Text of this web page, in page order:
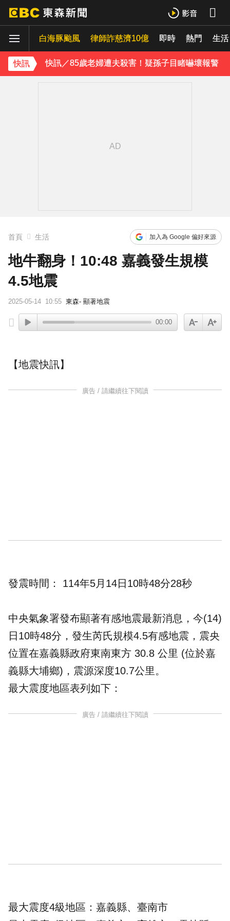
白海豚颱風 律師詐慈濟10億 即時 熱門 生活
快訊
白海豚進逼沖繩鹿兒島 強風豪雨26萬人撤離
採購疫苗遭詐騙 慈濟委任律師發聲明：不排除民事求償
快訊／85歲老婦遭夫殺害！疑孫子目睹嚇壞報警
首頁 生活 加入為 Google 偏好來源
地牛翻身！10:48 嘉義發生規模
4.5地震
2025-05-14 10:55 東森- 顯著地震
00:00
【地震快訊】
廣告 / 請繼續往下閱讀
發震時間： 114年5月14日10時48分28秒
中央氣象署發布顯著有感地震最新消息，今(14)
日10時48分，發生芮氏規模4.5有感地震，震央
位置在嘉義縣政府東南東方 30.8 公里 (位於嘉
義縣大埔鄉)，震源深度10.7公里。
最大震度地區表列如下：
廣告 / 請繼續往下閱讀
最大震度4級地區：嘉義縣、臺南市